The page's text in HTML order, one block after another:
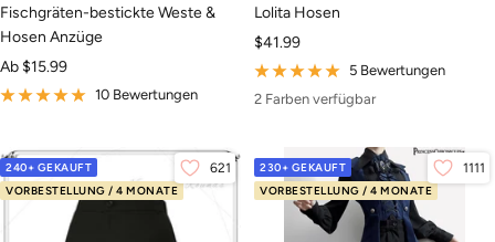
Fischgräten-bestickte Weste &
Hosen Anzüge
Angebotspreis
Ab $15.99
10 Bewertungen
Lolita Hosen
Angebotspreis
$41.99
5 Bewertungen
2 Farben verfügbar
240+ GEKAUFT
VORBESTELLUNG / 4 MONATE
621
230+ GEKAUFT
VORBESTELLUNG / 4 MONATE
1111